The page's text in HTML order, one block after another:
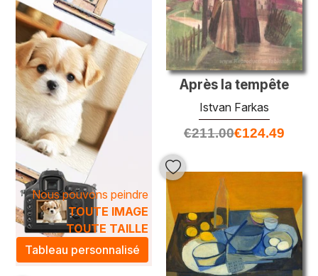
Nous pouvons peindre
TOUTE IMAGE
TOUTE TAILLE
Tableau personnalisé
Après la tempête
Istvan Farkas
€211.00€124.49